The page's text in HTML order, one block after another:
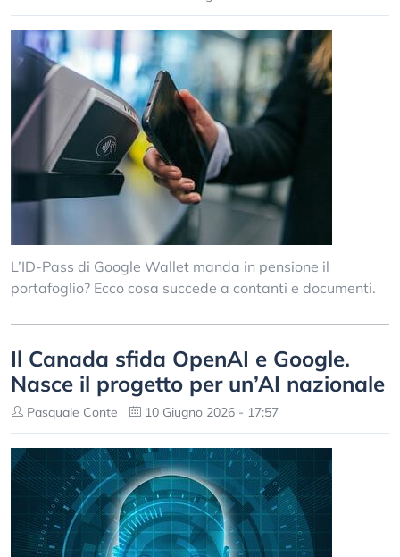
L’ID-Pass di Google Wallet manda in pensione il
portafoglio? Ecco cosa succede a contanti e documenti.
Il Canada sfida OpenAI e Google.
Nasce il progetto per un’AI nazionale
Pasquale Conte 10 Giugno 2026 - 17:57